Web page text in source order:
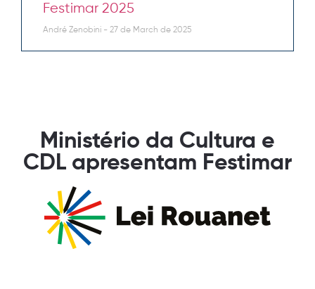
Festimar 2025
André Zenobini 27 de March de 2025
Ministério da Cultura e
CDL apresentam Festimar